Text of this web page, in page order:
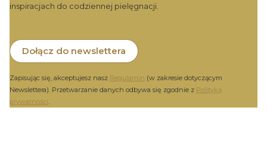
inspiracjach do codziennej pielęgnacji.
Dołącz do newslettera
Zapisując się, akceptujesz nasz Regulamin (w zakresie dotyczącym
Newslettera). Przetwarzanie danych odbywa się zgodnie z Polityką
prywatności